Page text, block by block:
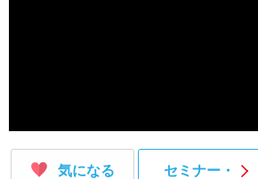
気になる セミナー・